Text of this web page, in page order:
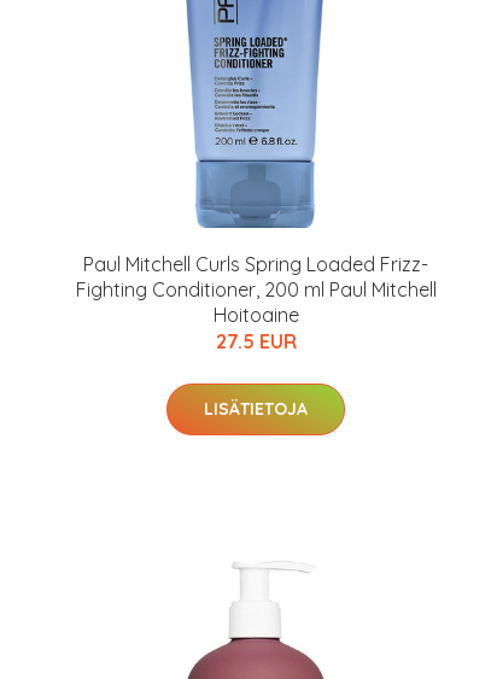
Paul Mitchell Curls Spring Loaded Frizz-
Fighting Conditioner, 200 ml Paul Mitchell
Hoitoaine
27.5 EUR
LISÄTIETOJA